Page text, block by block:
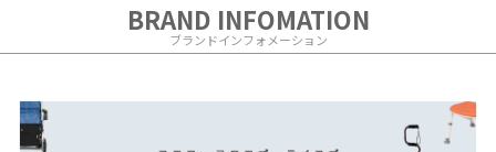
BRAND INFOMATION
ブランドインフォメーション